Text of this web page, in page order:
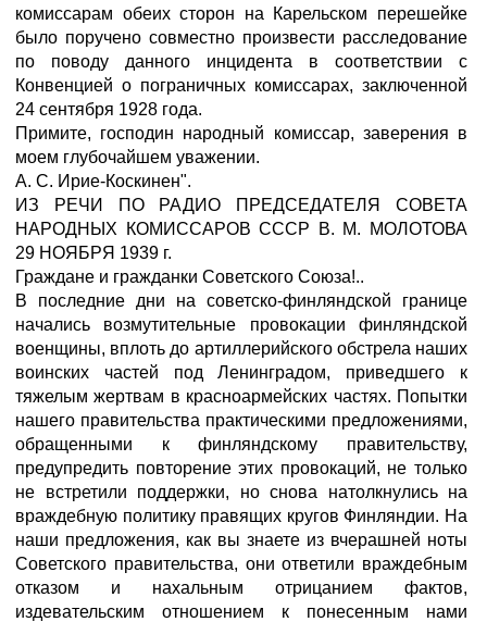
комиссарам обеих сторон на Карельском перешейке
было поручено совместно произвести расследование
по поводу данного инцидента в соответствии с
Конвенцией о пограничных комиссарах, заключенной
24 сентября 1928 года.
Примите, господин народный комиссар, заверения в
моем глубочайшем уважении.
А. С. Ирие-Коскинен".
ИЗ РЕЧИ ПО РАДИО ПРЕДСЕДАТЕЛЯ СОВЕТА
НАРОДНЫХ КОМИССАРОВ СССР В. М. МОЛОТОВА
29 НОЯБРЯ 1939 г.
Граждане и гражданки Советского Союза!..
В последние дни на советско-финляндской границе
начались возмутительные провокации финляндской
военщины, вплоть до артиллерийского обстрела наших
воинских частей под Ленинградом, приведшего к
тяжелым жертвам в красноармейских частях. Попытки
нашего правительства практическими предложениями,
обращенными к финляндскому правительству,
предупредить повторение этих провокаций, не только
не встретили поддержки, но снова натолкнулись на
враждебную политику правящих кругов Финляндии. На
наши предложения, как вы знаете из вчерашней ноты
Советского правительства, они ответили враждебным
отказом и нахальным отрицанием фактов,
издевательским отношением к понесенным нами